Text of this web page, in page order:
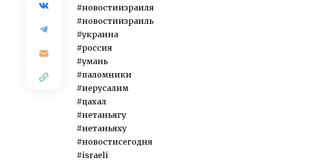
#новостиизраиля
#новостиизраиль
#украина
#россия
#умань
#паломники
#иерусалим
#цахал
#нетаньягу
#нетаньяху
#новостисегодня
#israeli